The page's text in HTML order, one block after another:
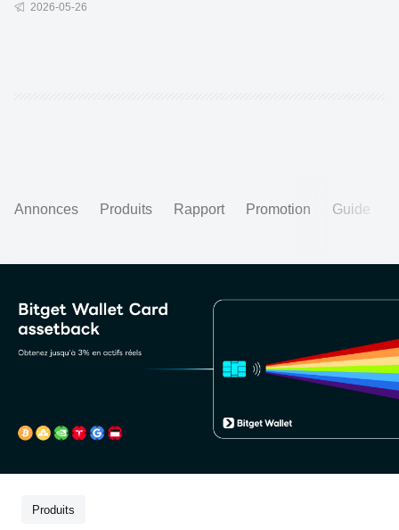
2026-05-26
Annonces Produits Rapport Promotion Guide
Produits